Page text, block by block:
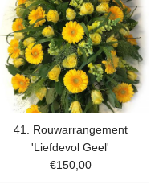
41. Rouwarrangement
'Liefdevol Geel'
€150,00